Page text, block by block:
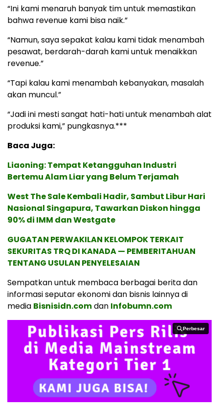
“Ini kami menaruh banyak tim untuk memastikan
bahwa revenue kami bisa naik.”
“Namun, saya sepakat kalau kami tidak menambah
pesawat, berdarah-darah kami untuk menaikkan
revenue.”
“Tapi kalau kami menambah kebanyakan, masalah
akan muncul.”
“Jadi ini mesti sangat hati-hati untuk menambah alat
produksi kami,” pungkasnya.***
Baca Juga:
Liaoning: Tempat Ketangguhan Industri
Bertemu Alam Liar yang Belum Terjamah
West The Sale Kembali Hadir, Sambut Libur Hari
Nasional Singapura, Tawarkan Diskon hingga
90% di IMM dan Westgate
GUGATAN PERWAKILAN KELOMPOK TERKAIT
SEKURITAS TRQ DI KANADA — PEMBERITAHUAN
TENTANG USULAN PENYELESAIAN
Sempatkan untuk membaca berbagai berita dan
informasi seputar ekonomi dan bisnis lainnya di
media Bisnisidn.comdan Infobumn.com
Perbesar
Perbesar